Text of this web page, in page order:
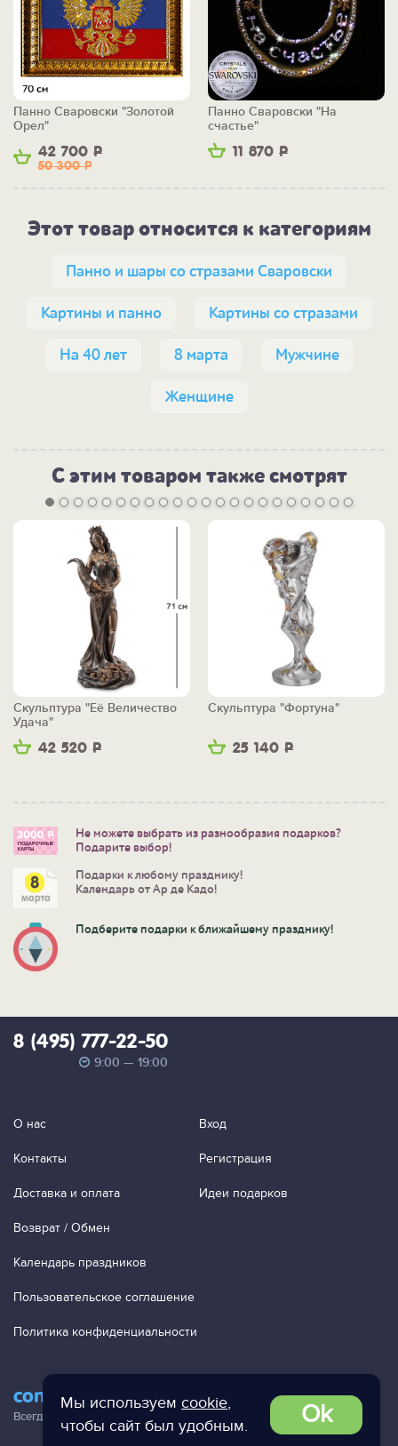
Мы используем cookie,
чтобы сайт был удобным.
Ok
42 700 Р
50 300Р
Панно Сваровски "Золотой
Орел"
11 870 Р
Панно Сваровски "На
счастье"
Этот товар относится к категориям
Панно и шары со стразами Сваровски
Картины и панно Картины со стразами
На 40 лет 8 марта Мужчине
Женщине
С этим товаром также смотрят
42 520 Р
Скульптура "Её Величество
Удача"
25 140 Р
Скульптура "Фортуна"
Не можете выбрать из разнообразия подарков?
Подарите выбор!
Подарки к любому празднику!
Календарь от Ар де Кадо!
Подберите подарки к ближайшему празднику!
contact@ac-studio.ru
Всегда отвечаем на ваши письма!
8 (495) 777-22-50
9:00 — 19:00
О нас
Контакты
Доставка и оплата
Возврат / Обмен
Календарь праздников
Пользовательское соглашение
Политика конфиденциальности
Вход
Регистрация
Идеи подарков